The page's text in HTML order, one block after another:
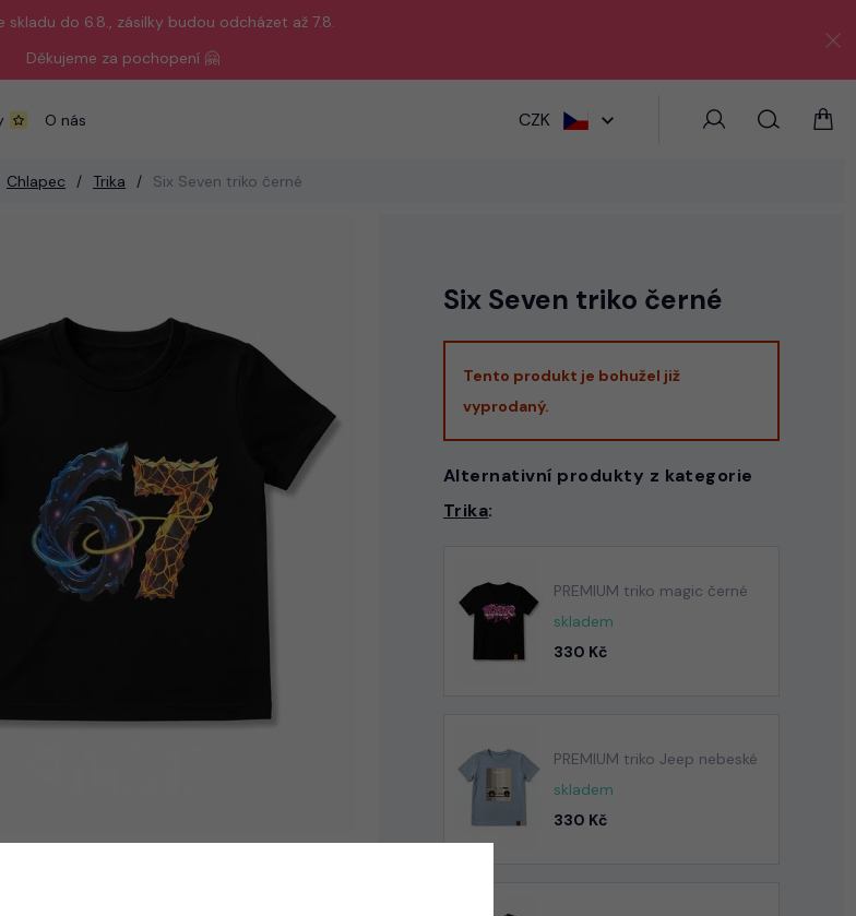
skladu do 6.8., zásilky budou odcházet až 7.8.
Děkujeme za pochopení 🤗
O nás CZK
Chlapec Trika Six Seven triko černé
Six Seven triko černé
Tento produkt je bohužel již
vyprodaný.
Alternativní produkty z kategorie
Trika:
PREMIUM triko magic černé
skladem
330 Kč
PREMIUM triko Jeep nebeské
skladem
330 Kč